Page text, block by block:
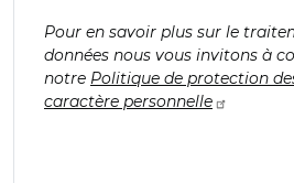
Pour en savoir plus sur le
données nous vous invitons à
notre Politique de protection
caractère personnelle